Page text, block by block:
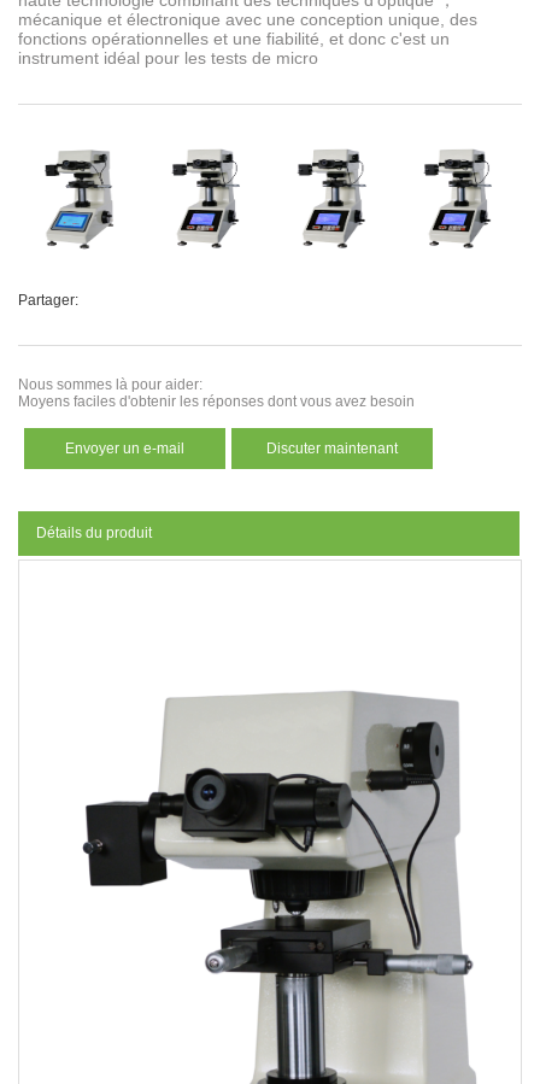
mécanique et électronique avec une conception unique, des
fonctions opérationnelles et une fiabilité, et donc c'est un
instrument idéal pour les tests de micro
Partager:
Nous sommes là pour aider:
Moyens faciles d'obtenir les réponses dont vous avez besoin
Envoyer un e-mail Discuter maintenant
Détails du produit